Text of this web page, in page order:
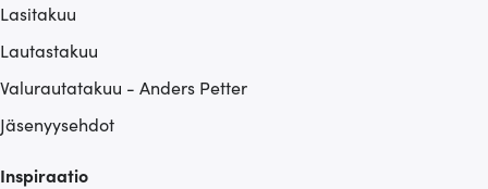
Lasitakuu
Lautastakuu
Valurautatakuu - Anders Petter
Jäsenyysehdot
Inspiraatio